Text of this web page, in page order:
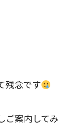
残念です
ご案内してみ